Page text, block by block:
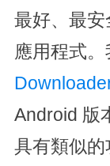
最好、最
應用程式
Android 版
具有類似的